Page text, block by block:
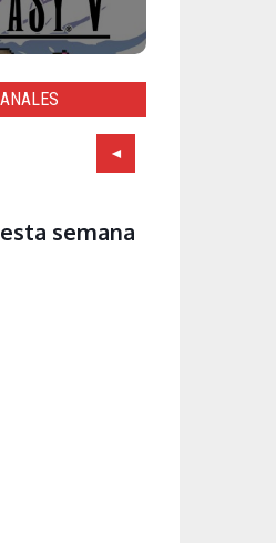
semana